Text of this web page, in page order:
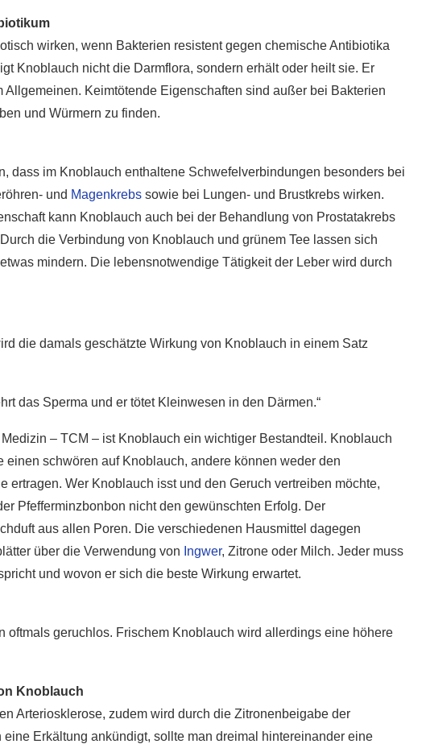
wirken, wenn Bakterien resistent gegen chemische Antibiotika
Knoblauch nicht die Darmflora, sondern erhält oder heilt sie. Er
Allgemeinen. Keimtötende Eigenschaften sind außer bei Bakterien
und Würmern zu finden.
dass im Knoblauch enthaltene Schwefelverbindungen besonders bei
und Magenkrebs sowie bei Lungen- und Brustkrebs wirken.
kann Knoblauch auch bei der Behandlung von Prostatakrebs
die Verbindung von Knoblauch und grünem Tee lassen sich
mindern. Die lebensnotwendige Tätigkeit der Leber wird durch
die damals geschätzte Wirkung von Knoblauch in einem Satz
das Sperma und er tötet Kleinwesen in den Därmen.“
– TCM – ist Knoblauch ein wichtiger Bestandteil. Knoblauch
schwören auf Knoblauch, andere können weder den
ertragen. Wer Knoblauch isst und den Geruch vertreiben möchte,
Pfefferminzbonbon nicht den gewünschten Erfolg. Der
aus allen Poren. Die verschiedenen Hausmittel dagegen
über die Verwendung von Ingwer, Zitrone oder Milch. Jeder muss
und wovon er sich die beste Wirkung erwartet.
oftmals geruchlos. Frischem Knoblauch wird allerdings eine höhere
Knoblauch
Arteriosklerose, zudem wird durch die Zitronenbeigabe der
Erkältung ankündigt, sollte man dreimal hintereinander eine
ist Rohkost?
5 super Tipps für weniger
Zuckerkonsum
28. Januar 2020